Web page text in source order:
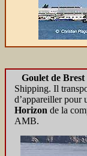
Goulet de Brest
Shipping. Il
d’appareiller pour
Horizon de la
AMB.